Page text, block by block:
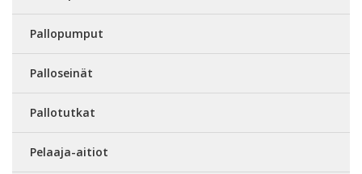
Pallopumput
Palloseinät
Pallotutkat
Pelaaja-aitiot